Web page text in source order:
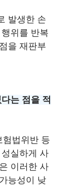
발생한 손
위를 반복
을 재판부
는 점을 적
험법위반 등
실하게 사
이러한 사
능성이 낮